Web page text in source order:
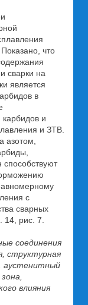
что
сварки на
является
в
и
и ЗТВ.
азотом,
способствуют
с
сварных
14, рис. 7.
соединения
структурная
аустенитный
влияния